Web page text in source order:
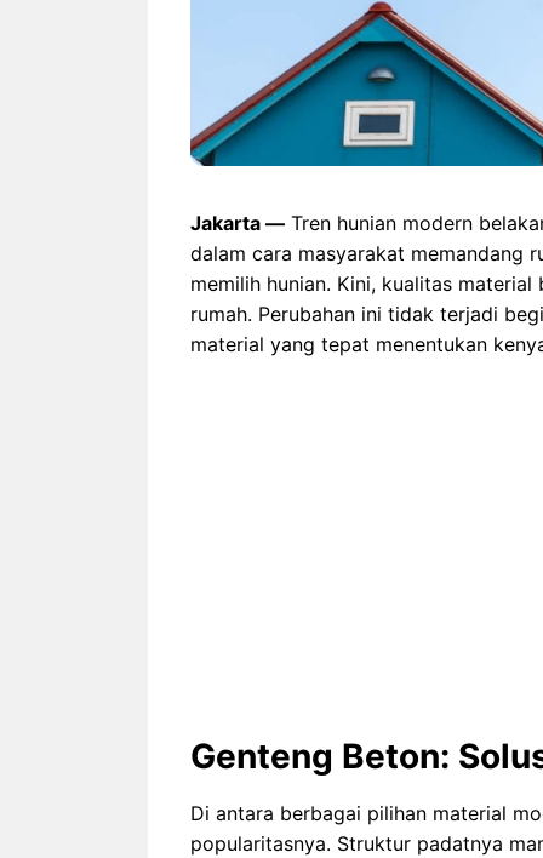
Jakarta — Tren hunian modern
dalam cara masyarakat memandang
memilih hunian. Kini, kualitas
rumah. Perubahan ini tidak terjadi
material yang tepat menentukan
Genteng Beton:
Di antara berbagai pilihan material
popularitasnya. Struktur padatnya